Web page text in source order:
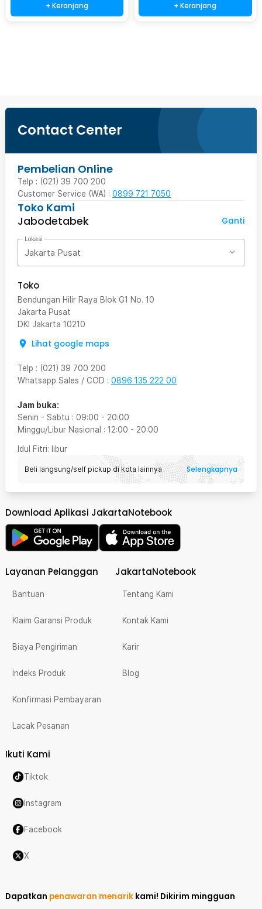
+ Keranjang + Keranjang
Contact Center
Pembelian Online
Telp : (021) 39 700 200
Customer Service (WA) : 0899 721 7050
Toko Kami
Jabodetabek
Ganti
Lokasi
Jakarta Pusat
Toko
Bendungan Hilir Raya Blok G1 No. 10
Jakarta Pusat
DKI Jakarta 10210
Lihat google maps
Telp : (021) 39 700 200
Whatsapp Sales / COD : 0896 135 222 00
Jam buka:
Senin - Sabtu : 09:00 - 20:00
Minggu/Libur Nasional : 12:00 - 20:00
Idul Fitri: libur
Beli langsung/self pickup di kota lainnya Selengkapnya
Download Aplikasi JakartaNotebook
Layanan Pelanggan
Bantuan
Klaim Garansi Produk
Biaya Pengiriman
Indeks Produk
Konfirmasi Pembayaran
Lacak Pesanan
JakartaNotebook
Tentang Kami
Kontak Kami
Karir
Blog
Ikuti Kami
Tiktok
Instagram
Facebook
X
Dapatkan penawaran menarik kami! Dikirim mingguan